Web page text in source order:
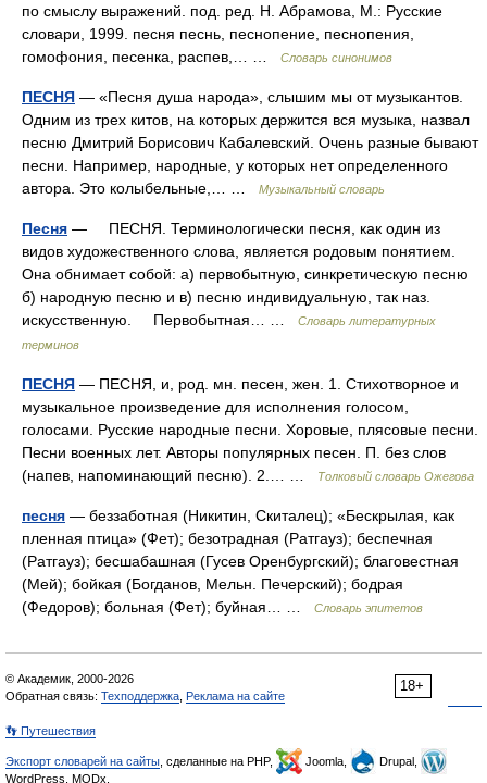
по смыслу выражений. под. ред. Н. Абрамова, М.: Русские
словари, 1999. песня песнь, песнопение, песнопения,
гомофония, песенка, распев,… …
Словарь синонимов
ПЕСНЯ — «Песня душа народа», слышим мы от музыкантов.
Одним из трех китов, на которых держится вся музыка, назвал
песню Дмитрий Борисович Кабалевский. Очень разные бывают
песни. Например, народные, у которых нет определенного
автора. Это колыбельные,… …
Музыкальный словарь
Песня — ПЕСНЯ. Терминологически песня, как один из
видов художественного слова, является родовым понятием.
Она обнимает собой: а) первобытную, синкретическую песню
б) народную песню и в) песню индивидуальную, так наз.
искусственную. Первобытная… …
Словарь литературных
терминов
ПЕСНЯ — ПЕСНЯ, и, род. мн. песен, жен. 1. Стихотворное и
музыкальное произведение для исполнения голосом,
голосами. Русские народные песни. Хоровые, плясовые песни.
Песни военных лет. Авторы популярных песен. П. без слов
(напев, напоминающий песню). 2.… …
Толковый словарь Ожегова
песня — беззаботная (Никитин, Скиталец); «Бескрылая, как
пленная птица» (Фет); безотрадная (Ратгауз); беспечная
(Ратгауз); бесшабашная (Гусев Оренбургский); благовестная
(Мей); бойкая (Богданов, Мельн. Печерский); бодрая
(Федоров); больная (Фет); буйная… …
Словарь эпитетов
18+
© Академик, 2000-2026
Обратная связь: Техподдержка Реклама на сайте
👣 Путешествия
Экспорт словарей на сайты , сделанные на PHP, Joomla,
Drupal,
WordPress, MODx.